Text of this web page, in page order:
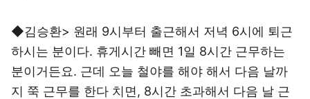
◆김승환> 원래 9시부터 출근해서 저녁 6시에 퇴근
하시는 분이다. 휴게시간 빼면 1일 8시간 근무하는
분이거든요. 근데 오늘 철야를 해야 해서 다음 날까
지 쭉 근무를 한다 치면, 8시간 초과해서 다음 날 근